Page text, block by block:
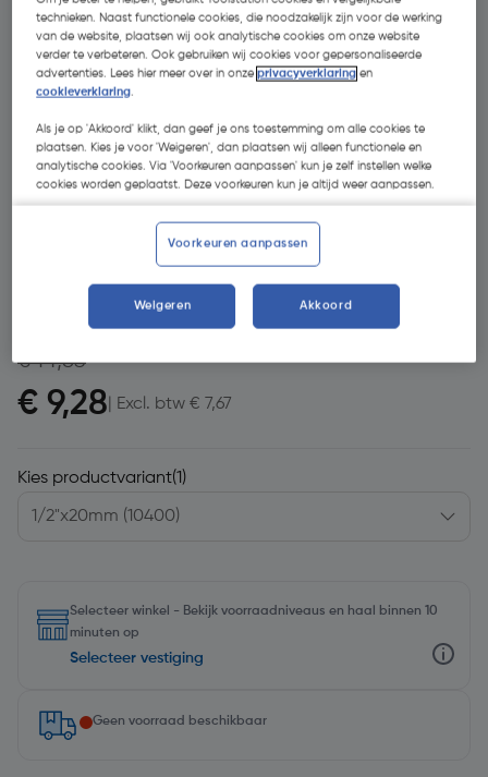
- 37 %
€ 14,83
€ 9,28 | Excl. btw € 7,67
Kies productvariant(1)
Selecteer winkel - Bekijk voorraadniveaus en haal binnen 10
minuten op
Selecteer vestiging
Geen voorraad beschikbaar
technieken. Naast functionele cookies, die noodzakelijk zijn voor de werking
van de website, plaatsen wij ook analytische cookies om onze website
verder te verbeteren. Ook gebruiken wij cookies voor gepersonaliseerde
advertenties. Lees hier meer over in onzeprivacyverklaring en
cookieverklaring.
Als je op 'Akkoord' klikt, dan geef je ons toestemming om alle cookies te
plaatsen. Kies je voor 'Weigeren', dan plaatsen wij alleen functionele en
analytische cookies. Via 'Voorkeuren aanpassen' kun je zelf instellen welke
cookies worden geplaatst. Deze voorkeuren kun je altijd weer aanpassen.
Voorkeuren aanpassen
Weigeren Akkoord